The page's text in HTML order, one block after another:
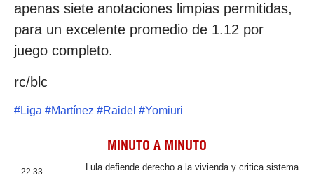
apenas siete anotaciones limpias permitidas,
para un excelente promedio de 1.12 por
juego completo.
rc/blc
#Liga #Martínez #Raidel #Yomiuri
MINUTO A MINUTO
22:33
Lula defiende derecho a la vivienda y critica sistema